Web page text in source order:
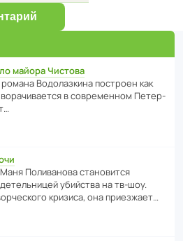
майора Чистова
Водо­ла­з­кина пост­роен как
в совре­менном Пете­р­
Поли­ва­нова стано­вится
убийства на тв-шоу.
кризиса, она приезжает…